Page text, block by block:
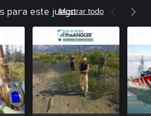
para este juegoMostrar todo